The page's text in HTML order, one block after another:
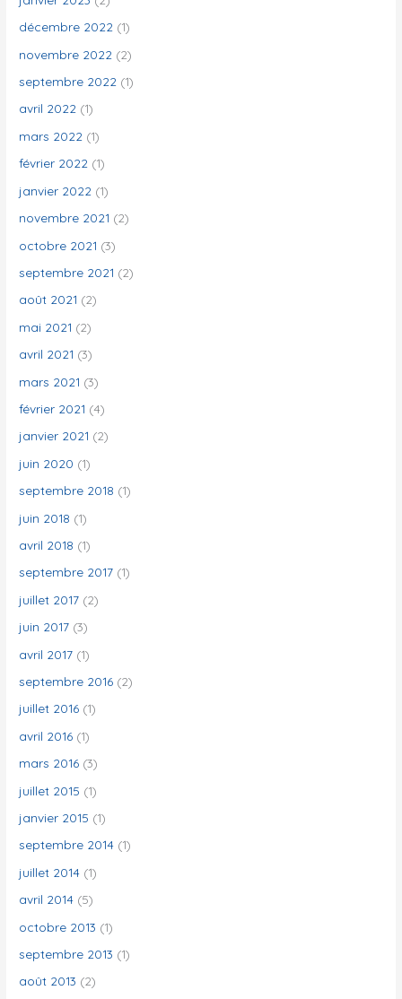
décembre 2022 (1)
novembre 2022 (2)
septembre 2022 (1)
avril 2022 (1)
mars 2022 (1)
février 2022 (1)
janvier 2022 (1)
novembre 2021 (2)
octobre 2021 (3)
septembre 2021 (2)
août 2021 (2)
mai 2021 (2)
avril 2021 (3)
mars 2021 (3)
février 2021 (4)
janvier 2021 (2)
juin 2020 (1)
septembre 2018 (1)
juin 2018 (1)
avril 2018 (1)
septembre 2017 (1)
juillet 2017 (2)
juin 2017 (3)
avril 2017 (1)
septembre 2016 (2)
juillet 2016 (1)
avril 2016 (1)
mars 2016 (3)
juillet 2015 (1)
janvier 2015 (1)
septembre 2014 (1)
juillet 2014 (1)
avril 2014 (5)
octobre 2013 (1)
septembre 2013 (1)
août 2013 (2)